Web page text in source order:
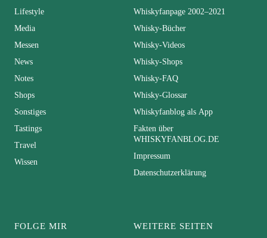
Lifestyle
Media
Messen
News
Notes
Shops
Sonstiges
Tastings
Travel
Wissen
Whiskyfanpage 2002–2021
Whisky-Bücher
Whisky-Videos
Whisky-Shops
Whisky-FAQ
Whisky-Glossar
Whiskyfanblog als App
Fakten über
WHISKYFANBLOG.DE
Impressum
Datenschutzerklärung
FOLGE MIR WEITERE SEITEN